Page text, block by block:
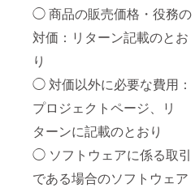
◯ 商品の販売価格・役務の
対価：リターン記載のとお
り
◯ 対価以外に必要な費用：
プロジェクトページ、リ
ターンに記載のとおり
◯ ソフトウェアに係る取引
である場合のソフトウェア